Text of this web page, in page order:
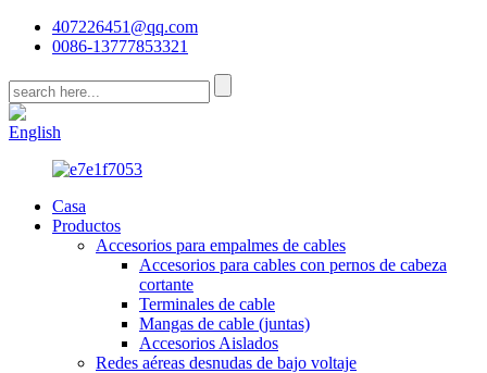
407226451@qq.com
0086-13777853321
English
Casa
Productos
Accesorios para empalmes de cables
Accesorios para cables con pernos de cabeza
cortante
Terminales de cable
Mangas de cable (juntas)
Accesorios Aislados
Redes aéreas desnudas de bajo voltaje